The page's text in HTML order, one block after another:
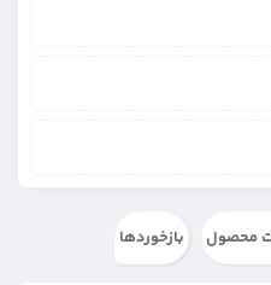
محصول بازخوردها